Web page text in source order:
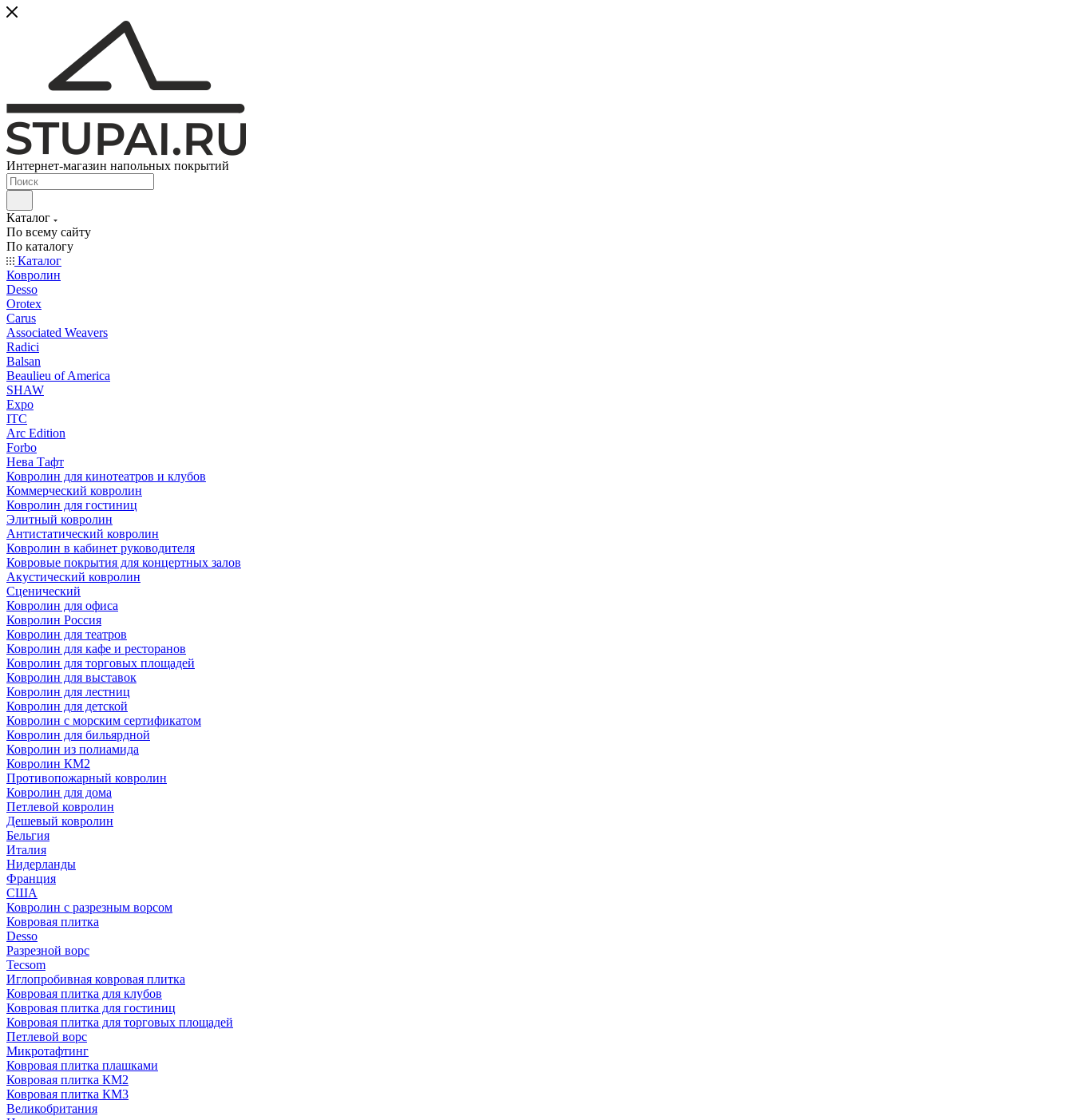
Интернет-магазин напольных покрытий
Каталог
По всему сайту
По каталогу
Каталог
Ковролин
Desso
Orotex
Carus
Associated Weavers
Radici
Balsan
Beaulieu of America
SHAW
Expo
ITC
Arc Edition
Forbo
Нева Тафт
Ковролин для кинотеатров и клубов
Коммерческий ковролин
Ковролин для гостиниц
Элитный ковролин
Антистатический ковролин
Ковролин в кабинет руководителя
Ковровые покрытия для концертных залов
Акустический ковролин
Сценический
Ковролин для офиса
Ковролин Россия
Ковролин для театров
Ковролин для кафе и ресторанов
Ковролин для торговых площадей
Ковролин для выставок
Ковролин для лестниц
Ковролин для детской
Ковролин с морским сертификатом
Ковролин для бильярдной
Ковролин из полиамида
Ковролин КМ2
Противопожарный ковролин
Ковролин для дома
Петлевой ковролин
Дешевый ковролин
Бельгия
Италия
Нидерланды
Франция
США
Ковролин с разрезным ворсом
Ковровая плитка
Desso
Разрезной ворс
Tecsom
Иглопробивная ковровая плитка
Ковровая плитка для клубов
Ковровая плитка для гостиниц
Ковровая плитка для торговых площадей
Петлевой ворс
Микротафтинг
Ковровая плитка плашками
Ковровая плитка КМ2
Ковровая плитка КМ3
Великобритания